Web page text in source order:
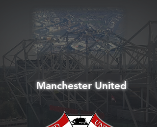
Manchester United